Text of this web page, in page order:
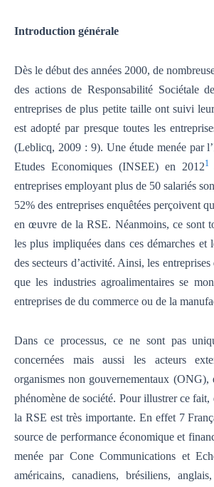
Introduction générale
Dès le début des années 2000, de
des actions de Responsabilité Sociétale
entreprises de plus petite taille ont suivi
est adopté par presque toutes les
(Leblicq, 2009 : 9). Une étude menée par
Etudes Economiques (INSEE) en 20121
entreprises employant plus de 50 salariés
52% des entreprises enquêtées perçoivent
en œuvre de la RSE. Néanmoins, ce sont
les plus impliquées dans ces démarches
des secteurs d’activité. Ainsi, les
que les industries agroalimentaires se
entreprises de du commerce ou de la
Dans ce processus, ce ne sont pas
concernées mais aussi les acteurs
organismes non gouvernementaux
phénomène de société. Pour illustrer ce
la RSE est très importante. En effet 7
source de performance économique et
menée par Cone Communications et
américains, canadiens, brésiliens,